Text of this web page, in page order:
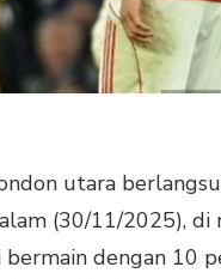
utara
(30/11/2025), di
dengan 10